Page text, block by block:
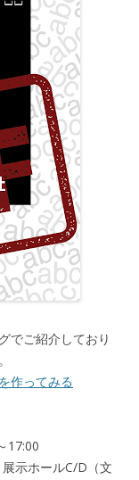
でご紹介しており
作ってみる
17:00
示ホールC/D（文